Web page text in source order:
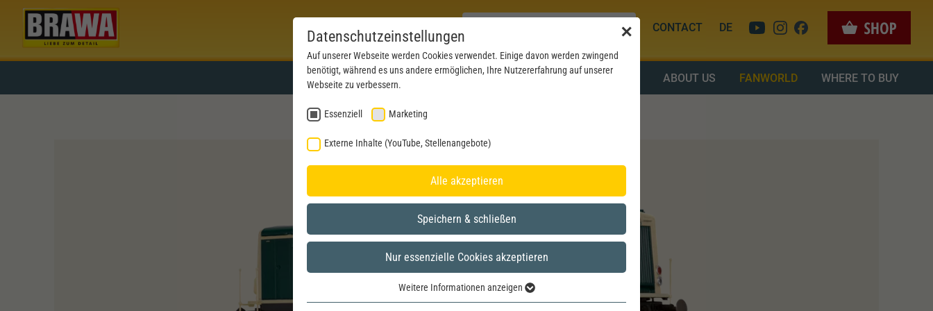
CONTACT DE
PRODUCTS NEWS SERVICE DOWNLOAD ABOUT US FANWORLD WHERE TO BUY
✕
Datenschutzeinstellungen
Auf unserer Webseite werden Cookies verwendet. Einige davon werden zwingend
benötigt, während es uns andere ermöglichen, Ihre Nutzererfahrung auf unserer
Webseite zu verbessern.
Essenziell Marketing
Externe Inhalte (YouTube, Stellenangebote)
Alle akzeptieren
Speichern & schließen
Nur essenzielle Cookies akzeptieren
Weitere Informationen anzeigen